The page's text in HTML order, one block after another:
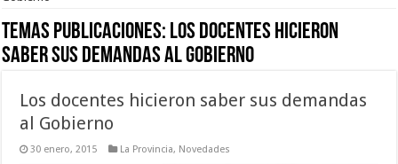
Temas Publicaciones: Los docentes hicieron
saber sus demandas al Gobierno
Los docentes hicieron saber sus demandas
al Gobierno
30 enero, 2015 La Provincia, Novedades